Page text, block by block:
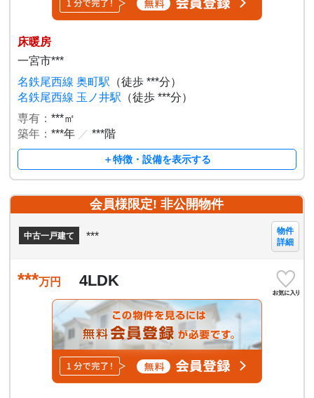
床暖房
一宮市***
名鉄尾西線 奥町駅 （徒歩 ***分）
名鉄尾西線 玉ノ井駅 （徒歩 ***分）
専有：***㎡
築年：***年 ／ ***階
＋特徴・設備を表示する
会員様限定! 非公開物件
中古一戸建て ***
物件
詳細
***万円 4LDK